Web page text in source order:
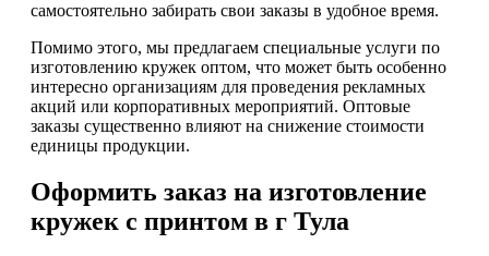
самостоятельно забирать свои заказы в удобное время.
Помимо этого, мы предлагаем специальные услуги по
изготовлению кружек оптом, что может быть особенно
интересно организациям для проведения рекламных
акций или корпоративных мероприятий. Оптовые
заказы существенно влияют на снижение стоимости
единицы продукции.
Оформить заказ на изготовление
кружек с принтом в г Тула